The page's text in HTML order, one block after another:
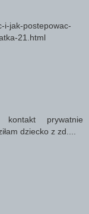
i-jak-postepowac-
21.html
prywatnie
dziecko z zd....